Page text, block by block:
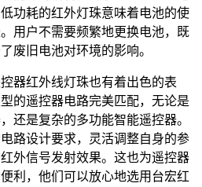
功耗的红外灯珠意味着电池的使
用户不需要频繁地更换电池，既
废旧电池对环境的影响。
器红外线灯珠也有着出色的表
的遥控器电路完美匹配，无论是
还是复杂的多功能智能遥控器。
路设计要求，灵活调整自身的参
外信号发射效果。这也为遥控器
利，他们可以放心地选用台宏红